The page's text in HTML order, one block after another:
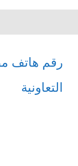
رقم هاتف
التعاونية